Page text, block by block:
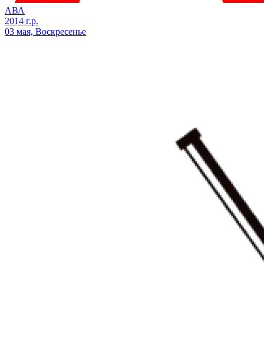
АВА
2014 г.р.
03 мая, Воскресенье